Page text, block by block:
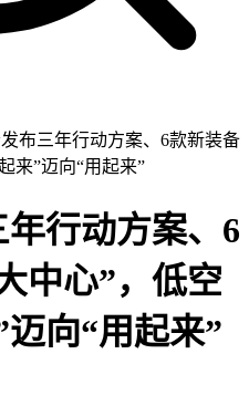
布三年行动方案、6款新装备
来”迈向“用起来”
行动方案、6
中心”，低空
向“用起来”